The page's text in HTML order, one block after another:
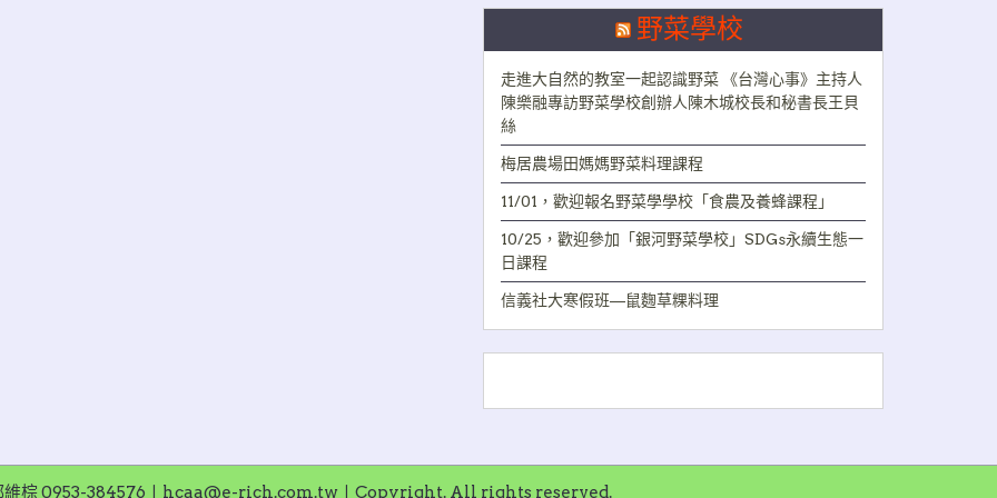
野菜學校
走進大自然的教室一起認識野菜 《台灣心事》主持人
陳樂融專訪野菜學校創辦人陳木城校長和秘書長王貝
絲
梅居農場田媽媽野菜料理課程
11/01，歡迎報名野菜學學校「食農及養蜂課程」
10/25，歡迎參加「銀河野菜學校」SDGs永續生態一
日課程
信義社大寒假班—鼠麴草粿料理
維棕 0953-384576〡hcaa@e-rich.com.tw〡Copyright. All rights reserved.